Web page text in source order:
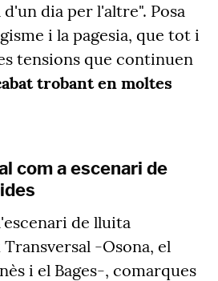
dia per l'altre". Posa
i la pagesia, que tot i
tensions que continuen
trobant en moltes
com a escenari de
de lluita
-Osona, el
i el Bages-, comarques